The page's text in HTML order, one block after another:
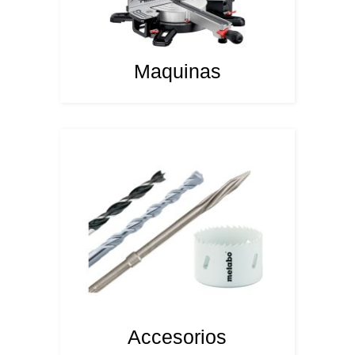
Maquinas
Accesorios